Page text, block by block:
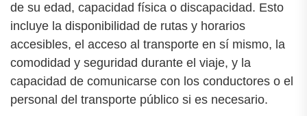
de su edad, capacidad física o discapacidad. Esto
incluye la disponibilidad de rutas y horarios
accesibles, el acceso al transporte en sí mismo, la
comodidad y seguridad durante el viaje, y la
capacidad de comunicarse con los conductores o el
personal del transporte público si es necesario.